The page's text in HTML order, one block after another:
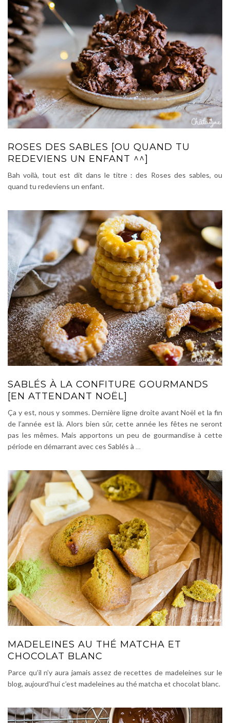
ROSES DES SABLES [OU QUAND TU
REDEVIENS UN ENFANT ^^]
Bah voilà, tout est dit dans le titre : des Roses des sables, ou
quand tu redeviens un enfant.
SABLÉS À LA CONFITURE GOURMANDS
[EN ATTENDANT NOËL]
Ça y est, nous y sommes. Dernière ligne droite avant Noël et la fin
de l’année est là. Alors bien sûr, cette année les fêtes ne seront
pas les mêmes. Mais apportons un peu de gourmandise à cette
période en démarrant avec ces Sablés à …
MADELEINES AU THÉ MATCHA ET
CHOCOLAT BLANC
Parce qu’il n’y aura jamais assez de recettes de madeleines sur le
blog, aujourd’hui c’est madeleines au thé matcha et chocolat blanc.